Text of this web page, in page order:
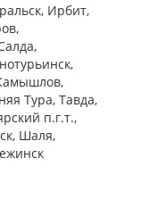
Ирбит,
Тура, Тавда,
п.г.т.,
Шаля,